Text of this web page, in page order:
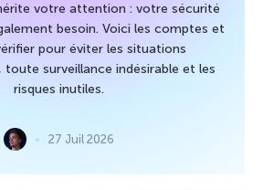
votre attention : votre sécurité
besoin. Voici les comptes et
pour éviter les situations
toute surveillance indésirable et les
risques inutiles.
27 Juil 2026